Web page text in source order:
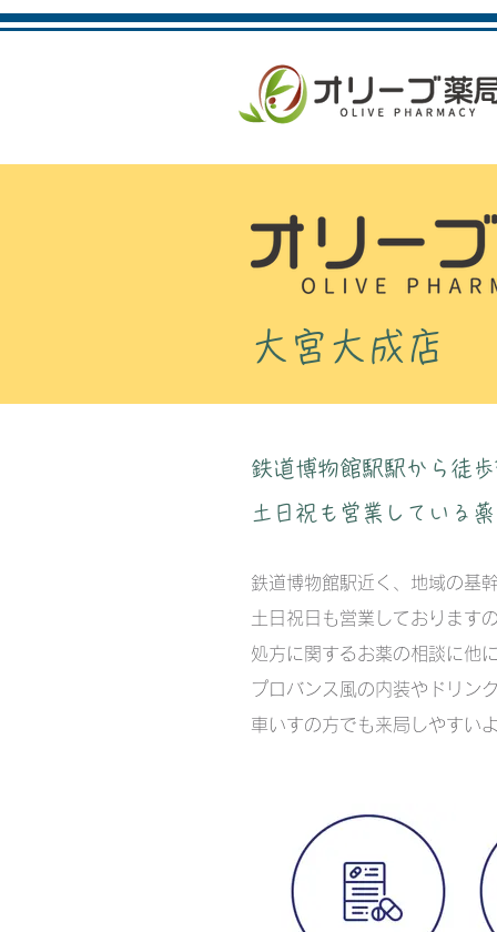
​大宮大成店
鉄道博物館駅駅から徒歩
土日祝も営業している薬
鉄道博物館駅近く、地域の基
土日祝日も営業しております
処方に関するお薬の相談に他
プロバンス風の内装やドリン
車いすの方でも来局しやすい